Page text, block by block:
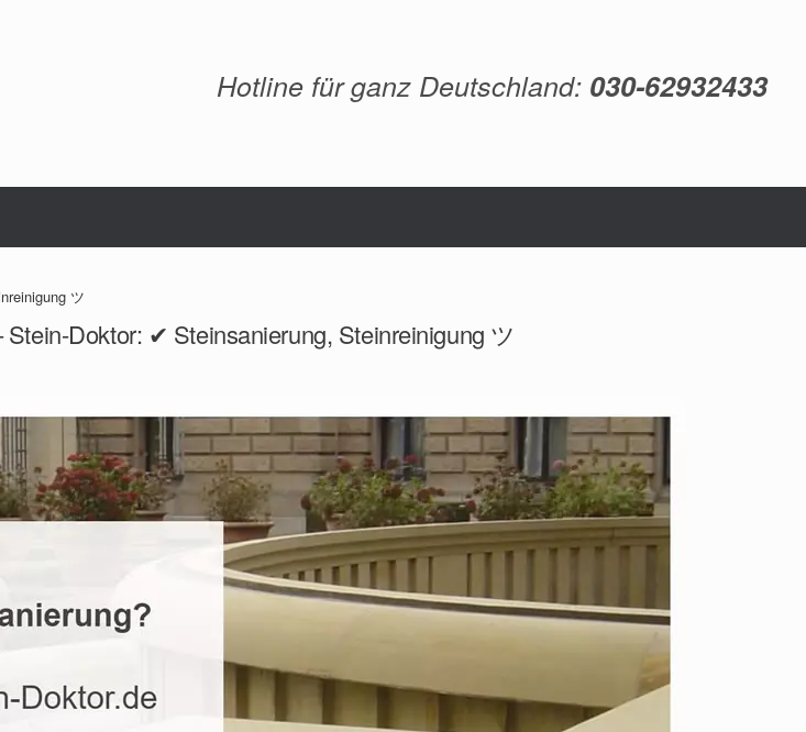
Hotline für ganz Deutschland: 030-62932433
ツ
Doktor: ✔ Steinsanierung, Steinreinigung ツ